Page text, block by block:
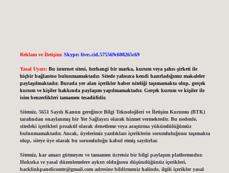
Reklam ve İletişim: Skype: live:.cid.575569c608265c69
Yasal Uyarı: Bu internet sitesi, herhangi bir marka, kurum veya şahıs şirketi ile
hiçbir bağlantısı bulunmamaktadır. Sitede yalnızca kendi hazırladığımız makaleler
paylaşılmaktadır. Burada yer alan içerikler haber niteliği taşımamakta olup, gerçek
kurum ve kişiler hakkında paylaşım yapılmamaktadır. Gerçek kurum ve kişiler ile
isim benzerlikleri tamamen tesadüfidir.
Sitemiz, 5651 Sayılı Kanun gereğince Bilgi Teknolojileri ve İletişim Kurumu (BTK)
tarafından onaylanmış bir Yer Sağlayıcı olarak hizmet vermektedir. Bu nedenle,
sitedeki içerikleri proaktif olarak denetleme veya araştırma yükümlülüğümüz
bulunmamaktadır. Ancak, üyelerimiz yazdıkları içeriklerin sorumluluğunu taşımakta
olup, siteye üye olarak bu sorumluluğu kabul etmiş sayılırlar.
Sitemiz, kar amacı gütmeyen ve tamamen ücretsiz bir bilgi paylaşım platformudur.
Hukuka ve yasal düzenlemelere aykırı olduğunu düşündüğünüz içerikleri,
backlinkpanelicomtr@gmail.comadresine bildirmeniz halinde, ilgili içerikler yasal